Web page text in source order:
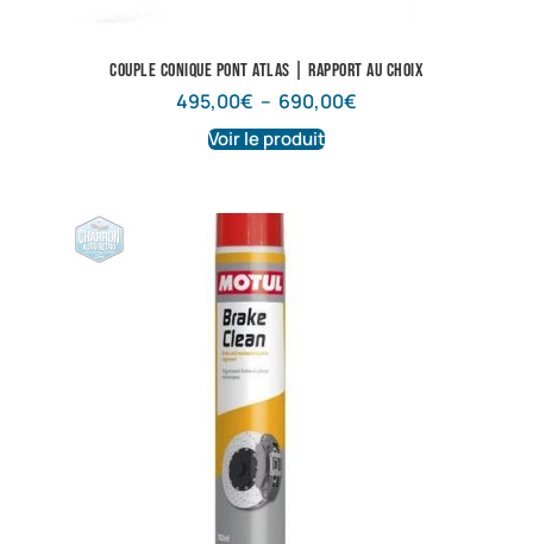
Couple conique pont atlas | Rapport au choix
495,00€ – 690,00€
Voir le produit